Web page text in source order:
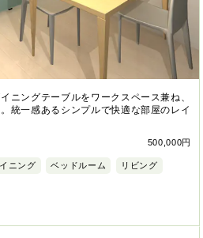
ニングテーブルをワークスペース兼ね、
統一感あるシンプルで快適な部屋のレイ
500,000円
ニング ベッドルーム リビング